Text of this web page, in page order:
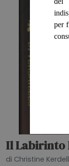
Il Labirinto
di Christine
per